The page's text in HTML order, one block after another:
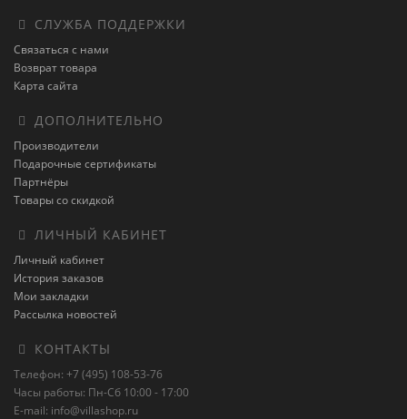
СЛУЖБА ПОДДЕРЖКИ
Связаться с нами
Возврат товара
Карта сайта
ДОПОЛНИТЕЛЬНО
Производители
Подарочные сертификаты
Партнёры
Товары со скидкой
ЛИЧНЫЙ КАБИНЕТ
Личный кабинет
История заказов
Мои закладки
Рассылка новостей
КОНТАКТЫ
Телефон: +7 (495) 108-53-76
Часы работы: Пн-Сб 10:00 - 17:00
E-mail: info@villashop.ru